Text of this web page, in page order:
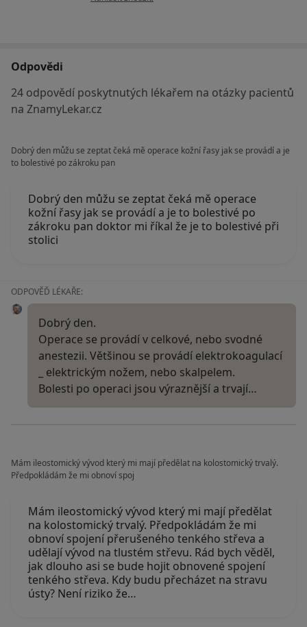
Odpovědi
24 odpovědí poskytnutých lékařem na otázky pacientů
na ZnamyLekar.cz
Dobrý den můžu se zeptat čeká mě operace kožní řasy jak se provádí a je
to bolestivé po zákroku pan
Dobrý den můžu se zeptat čeká mě operace
kožní řasy jak se provádí a je to bolestivé po
zákroku pan doktor mi říkal že je to bolestivé při
stolici
ODPOVĚĎ LÉKAŘE:
Dobrý den.
Operace se provádí v celkové, nebo svodné
anestezii. Většinou se provádí elektrokoagulací
_ elektrickým nožem, nebo skalpelem.
Bolesti po operaci jsou výraznější a trvají…
Mám ileostomický vývod který mi mají předělat na kolostomický trvalý.
Předpokládám že mi obnoví spoj
Mám ileostomický vývod který mi mají předělat
na kolostomický trvalý. Předpokládám že mi
obnoví spojení přerušeného tenkého střeva a
udělají vývod na tlustém střevu. Rád bych věděl,
jak dlouho asi se bude hojit obnovené spojení
tenkého střeva. Kdy budu přecházet na stravu
ústy? Není riziko že…